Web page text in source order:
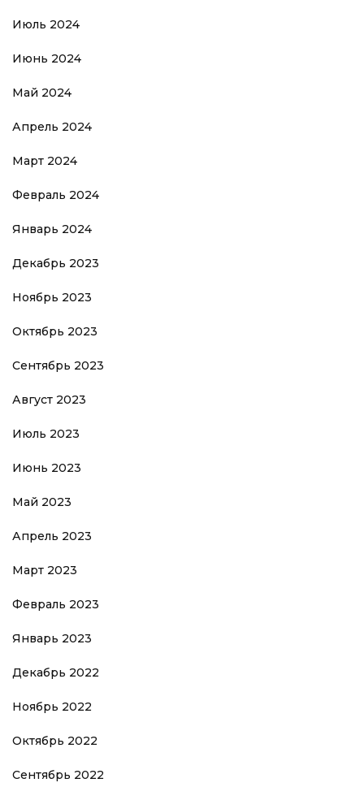
Июль 2024
Июнь 2024
Май 2024
Апрель 2024
Март 2024
Февраль 2024
Январь 2024
Декабрь 2023
Ноябрь 2023
Октябрь 2023
Сентябрь 2023
Август 2023
Июль 2023
Июнь 2023
Май 2023
Апрель 2023
Март 2023
Февраль 2023
Январь 2023
Декабрь 2022
Ноябрь 2022
Октябрь 2022
Сентябрь 2022